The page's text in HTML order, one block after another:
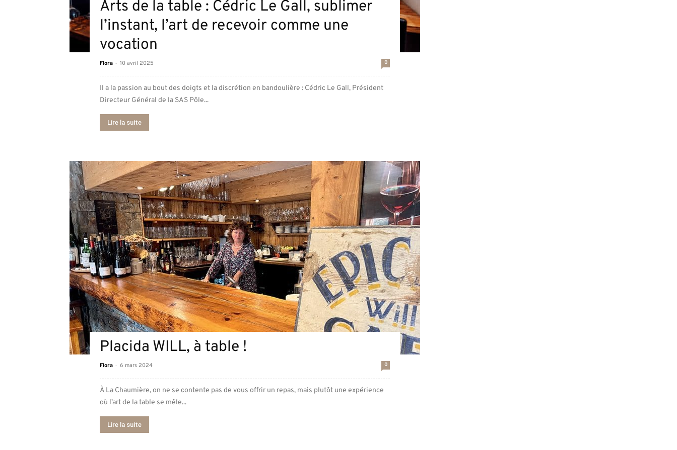
Arts de la table : Cédric Le Gall, sublimer
l’instant, l’art de recevoir comme une
vocation
Flora - 10 avril 2025 0
Il a la passion au bout des doigts et la discrétion en bandoulière : Cédric Le Gall, Président
Directeur Général de la SAS Pôle...
Lire la suite
Placida WILL, à table !
Flora - 6 mars 2024 0
À La Chaumière, on ne se contente pas de vous offrir un repas, mais plutôt une expérience
où l’art de la table se mêle...
Lire la suite